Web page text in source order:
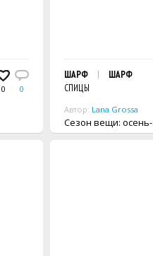
0 0
ШАРФ
ШАРФ
СПИЦЫ
Автор: Lana Grossa
Сезон вещи: